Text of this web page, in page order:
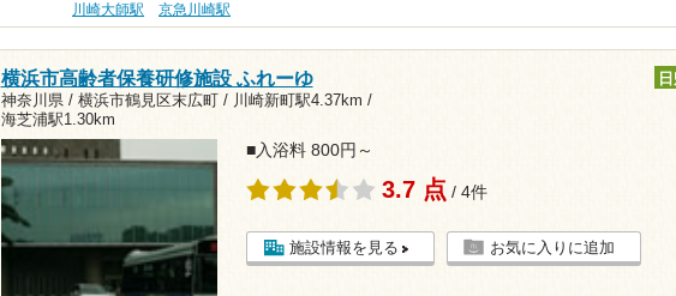
川崎大師駅
京急川崎駅
横浜市高齢者保養研修施設 ふれーゆ
神奈川県 / 横浜市鶴見区末広町 / 川崎新町駅4.37km /
海芝浦駅1.30km
■入浴料 800円～
3.7 点 / 4件
施設情報を見る お気に入りに追加